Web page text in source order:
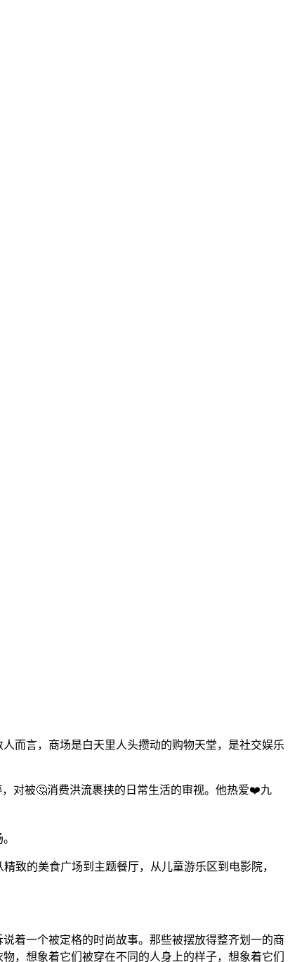
而言，商场是白天里人头攒动的购物天堂，是社交娱乐
对被🤔消费洪流裹挟的日常生活的审视。他热爱❤️九
致的美食广场到主题餐厅，从儿童游乐区到电影院，
着一个被定格的时尚故事。那些被摆放得整齐划一的商
，想象着它们被穿在不同的人身上的样子，想象着它们